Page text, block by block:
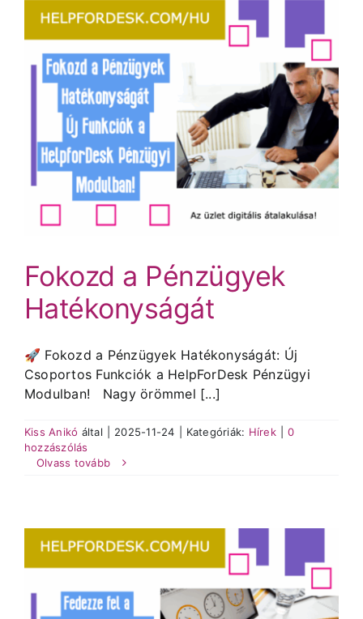
Fokozd a Pénzügyek
Hatékonyságát
🚀 Fokozd a Pénzügyek Hatékonyságát: Új
Csoportos Funkciók a HelpForDesk Pénzügyi
Modulban! Nagy örömmel [...]
Kiss Anikó által 2025-11-24 Kategóriák: Hírek
0
hozzászólás
Olvass tovább